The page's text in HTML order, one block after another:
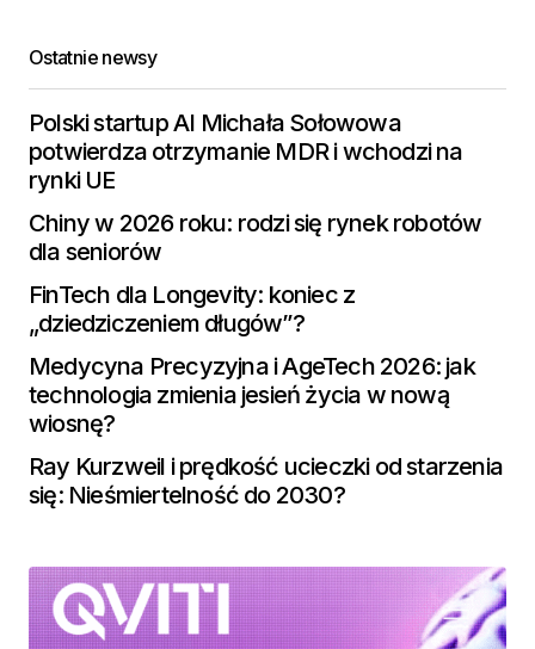
Ostatnie newsy
Polski startup AI Michała Sołowowa
potwierdza otrzymanie MDR i wchodzi na
rynki UE
Chiny w 2026 roku: rodzi się rynek robotów
dla seniorów
FinTech dla Longevity: koniec z
„dziedziczeniem długów”?
Medycyna Precyzyjna i AgeTech 2026: jak
technologia zmienia jesień życia w nową
wiosnę?
Ray Kurzweil i prędkość ucieczki od starzenia
się: Nieśmiertelność do 2030?